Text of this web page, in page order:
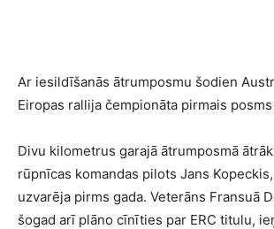
Ar iesildīšanās ātrumposmu šodien
Eiropas rallija čempionāta pirmais posms
Divu kilometrus garajā ātrumposmā
rūpnīcas komandas pilots Jans
uzvarēja pirms gada. Veterāns Fransuā
šogad arī plāno cīnīties par ERC titulu,